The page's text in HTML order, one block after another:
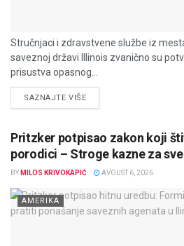
Stručnjaci i zdravstvene službe iz
saveznoj državi Illinois zvanično su
prisustva opasnog...
SAZNAJTE VIŠEDETAILS
Pritzker potpisao zakon koji
porodici – Stroge kazne za
BY MILOS KRIVOKAPIĆ AVGUST 6, 2026
AMERIKA